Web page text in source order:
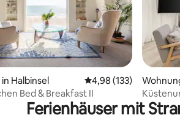
4,96 von 5, 125 Bewertungen
Halbinsel Durchschnittliche
4,98 (133)
Bed & Breakfast II
Santa
Ferienhäuser mit